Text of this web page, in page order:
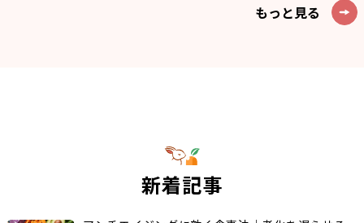
もっと見る
新着記事